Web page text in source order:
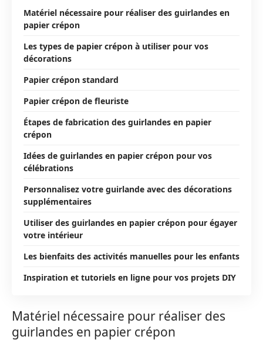
Matériel nécessaire pour réaliser des guirlandes en
papier crépon
Les types de papier crépon à utiliser pour vos
décorations
Papier crépon standard
Papier crépon de fleuriste
Étapes de fabrication des guirlandes en papier
crépon
Idées de guirlandes en papier crépon pour vos
célébrations
Personnalisez votre guirlande avec des décorations
supplémentaires
Utiliser des guirlandes en papier crépon pour égayer
votre intérieur
Les bienfaits des activités manuelles pour les enfants
Inspiration et tutoriels en ligne pour vos projets DIY
Matériel nécessaire pour réaliser des
guirlandes en papier crépon